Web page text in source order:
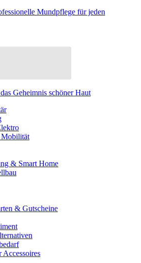
Mundpflege für jeden
Geheimnis schöner Haut
Mobilität
& Smart Home
& Gutscheine
Accessoires